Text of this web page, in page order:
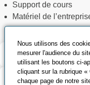
Support de cours
Matériel de
Validation et
Contenu de la
Nous utilisons des
mesurer l'audience du
utilisant les boutons ci-
cliquant sur la rubrique
chaque page de notre